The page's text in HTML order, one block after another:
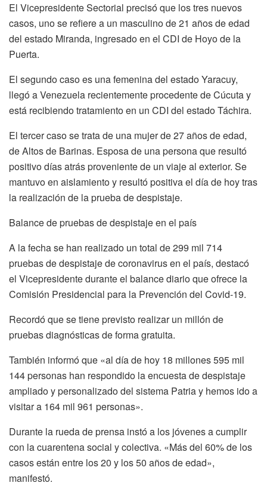
El Vicepresidente Sectorial precisó que los tres nuevos
casos, uno se refiere a un masculino de 21 años de edad
del estado Miranda, ingresado en el CDI de Hoyo de la
Puerta.
El segundo caso es una femenina del estado Yaracuy,
llegó a Venezuela recientemente procedente de Cúcuta y
está recibiendo tratamiento en un CDI del estado Táchira.
El tercer caso se trata de una mujer de 27 años de edad,
de Altos de Barinas. Esposa de una persona que resultó
positivo días atrás proveniente de un viaje al exterior. Se
mantuvo en aislamiento y resultó positiva el día de hoy tras
la realización de la prueba de despistaje.
Balance de pruebas de despistaje en el país
A la fecha se han realizado un total de 299 mil 714
pruebas de despistaje de coronavirus en el país, destacó
el Vicepresidente durante el balance diario que ofrece la
Comisión Presidencial para la Prevención del Covid-19.
Recordó que se tiene previsto realizar un millón de
pruebas diagnósticas de forma gratuita.
También informó que «al día de hoy 18 millones 595 mil
144 personas han respondido la encuesta de despistaje
ampliado y personalizado del sistema Patria y hemos ido a
visitar a 164 mil 961 personas».
Durante la rueda de prensa instó a los jóvenes a cumplir
con la cuarentena social y colectiva. «Más del 60% de los
casos están entre los 20 y los 50 años de edad»,
manifestó.